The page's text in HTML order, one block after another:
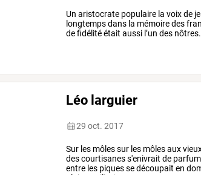
Un aristocrate populaire la voixde
longtempsdans la mémoiredes
defidélitéétait aussi l’un des nôtres.
Léo larguier
29 oct. 2017
Sur les môlessur les môlesaux
descourtisaness'enivrait de
entre les piquessedécoupait en
gloires
militaires,